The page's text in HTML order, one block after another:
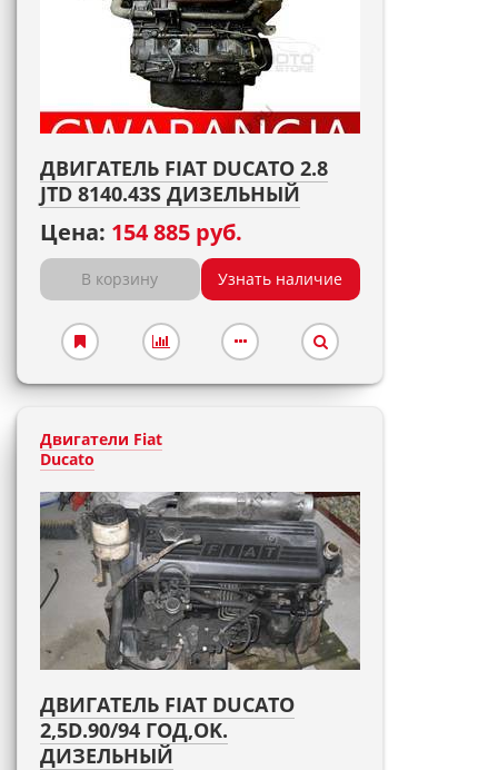
ДВИГАТЕЛЬ FIAT DUCATO 2.8
JTD 8140.43S ДИЗЕЛЬНЫЙ
Цена: 154 885 руб.
В корзину Узнать наличие
Двигатели Fiat
Ducato
ДВИГАТЕЛЬ FIAT DUCATO
2,5D.90/94 ГОД,OK.
ДИЗЕЛЬНЫЙ